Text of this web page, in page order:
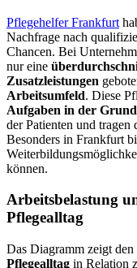
Pflegehelfer Frankfurt
Nachfrage nach
Chancen. Bei
nur eine
Zusatzleistungen
Arbeitsumfeld. Diese
Aufgaben in der
der Patienten und tragen
Besonders in Frankfurt
können.
Arbeitsbelastung
Pflegealltag
Das Diagramm zeigt
Pflegealltag in Relation